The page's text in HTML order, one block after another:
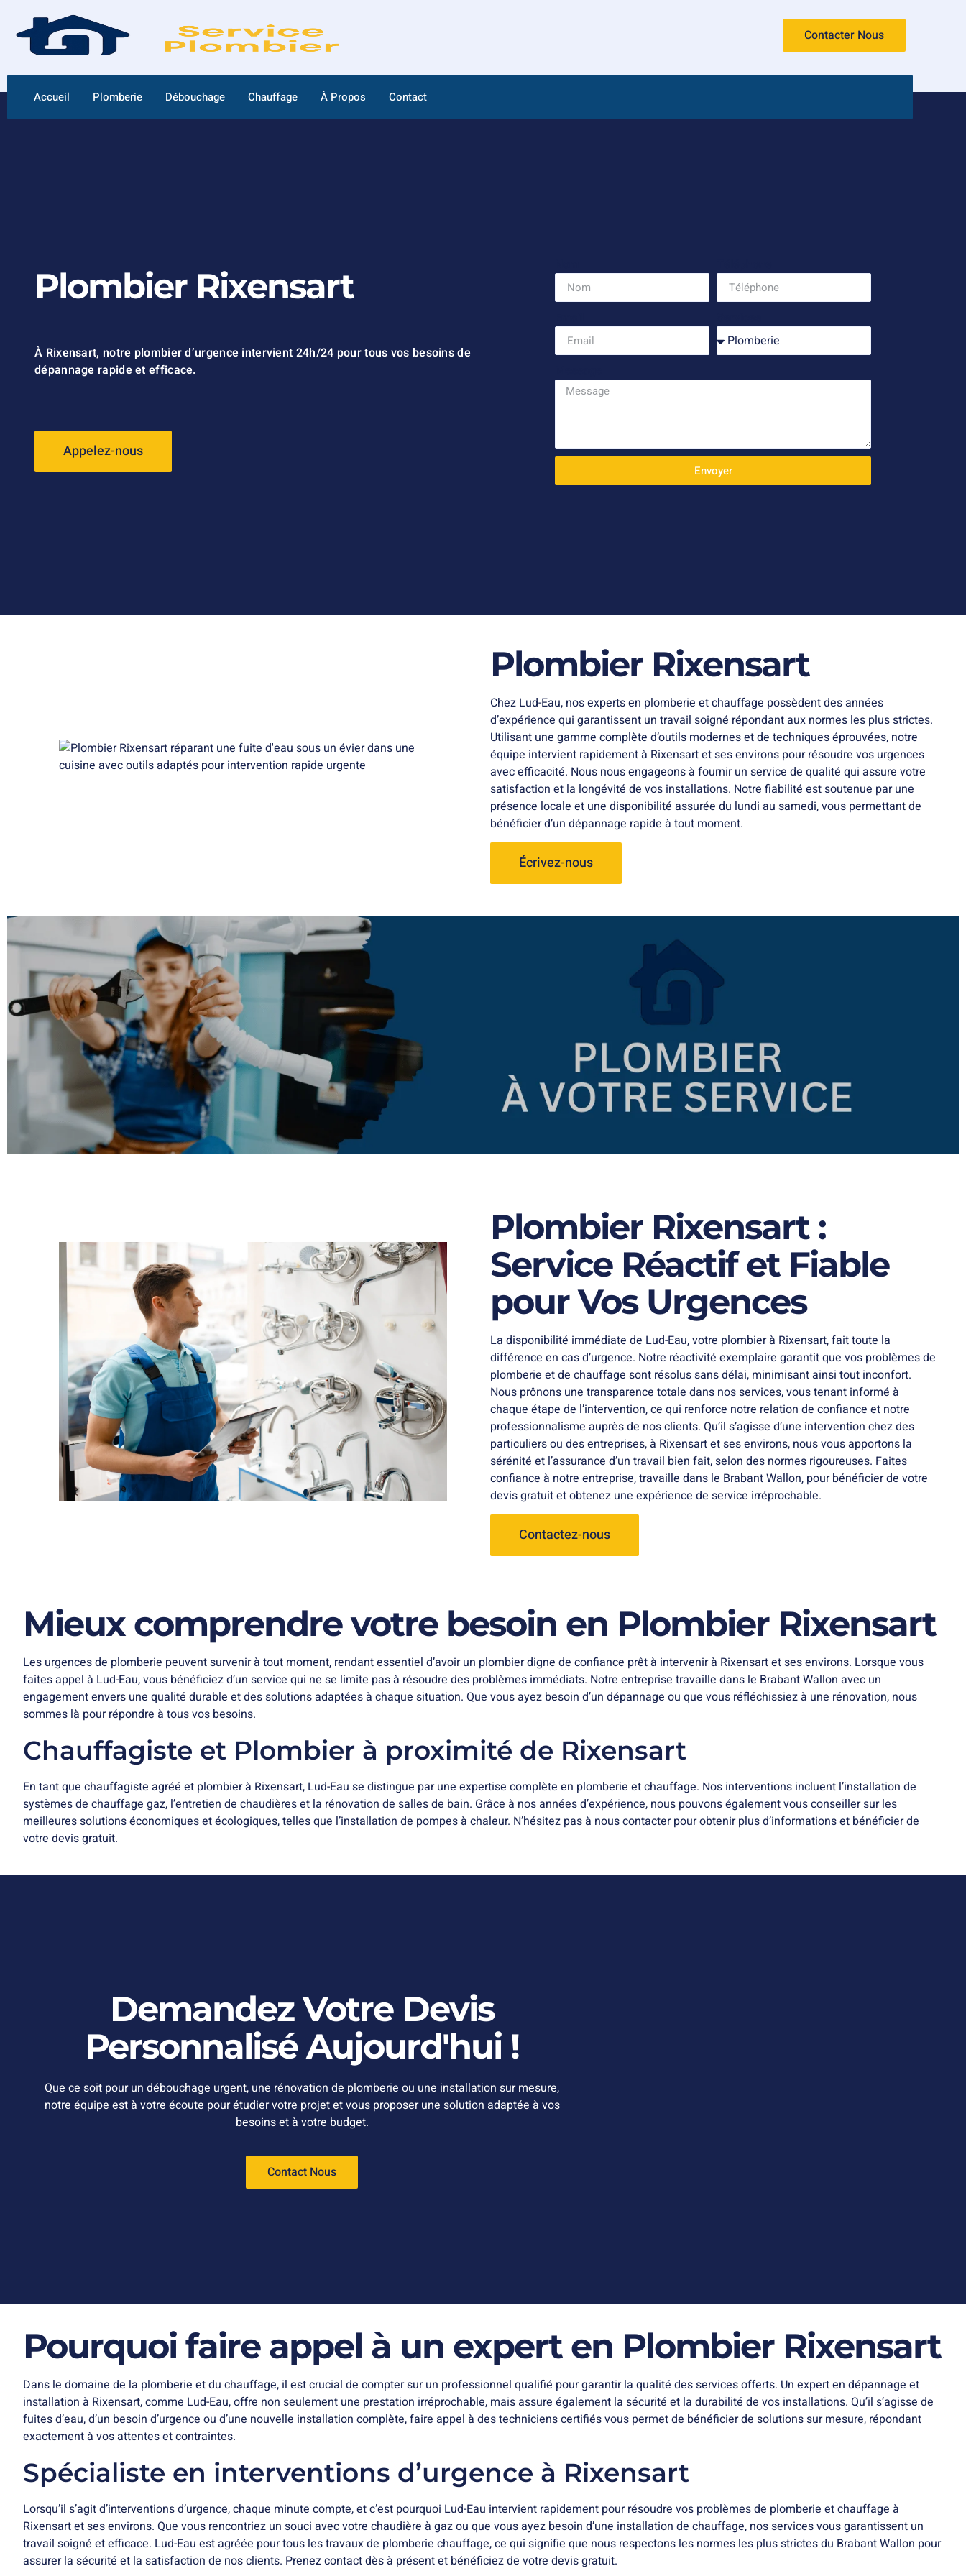
Contacter Nous
Accueil Plomberie Débouchage Chauffage À Propos Contact
Plombier Rixensart
À Rixensart, notre plombier d’urgence intervient 24h/24 pour tous vos besoins de
dépannage rapide et efficace.
Appelez-nous
Envoyer
Plombier Rixensart
Chez Lud-Eau, nos experts en plomberie et chauffage possèdent des années
d’expérience qui garantissent un travail soigné répondant aux normes les plus strictes.
Utilisant une gamme complète d’outils modernes et de techniques éprouvées, notre
équipe intervient rapidement à Rixensart et ses environs pour résoudre vos urgences
avec efficacité. Nous nous engageons à fournir un service de qualité qui assure votre
satisfaction et la longévité de vos installations. Notre fiabilité est soutenue par une
présence locale et une disponibilité assurée du lundi au samedi, vous permettant de
bénéficier d’un dépannage rapide à tout moment.
Écrivez-nous
Plombier Rixensart :
Service Réactif et Fiable
pour Vos Urgences
La disponibilité immédiate de Lud-Eau, votre plombier à Rixensart, fait toute la
différence en cas d’urgence. Notre réactivité exemplaire garantit que vos problèmes de
plomberie et de chauffage sont résolus sans délai, minimisant ainsi tout inconfort.
Nous prônons une transparence totale dans nos services, vous tenant informé à
chaque étape de l’intervention, ce qui renforce notre relation de confiance et notre
professionnalisme auprès de nos clients. Qu’il s’agisse d’une intervention chez des
particuliers ou des entreprises, à Rixensart et ses environs, nous vous apportons la
sérénité et l’assurance d’un travail bien fait, selon des normes rigoureuses. Faites
confiance à notre entreprise, travaille dans le Brabant Wallon, pour bénéficier de votre
devis gratuit et obtenez une expérience de service irréprochable.
Contactez-nous
Mieux comprendre votre besoin en Plombier Rixensart
Les urgences de plomberie peuvent survenir à tout moment, rendant essentiel d’avoir un plombier digne de confiance prêt à intervenir à Rixensart et ses environs. Lorsque vous
faites appel à Lud-Eau, vous bénéficiez d’un service qui ne se limite pas à résoudre des problèmes immédiats. Notre entreprise travaille dans le Brabant Wallon avec un
engagement envers une qualité durable et des solutions adaptées à chaque situation. Que vous ayez besoin d’un dépannage ou que vous réfléchissiez à une rénovation, nous
sommes là pour répondre à tous vos besoins.
Chauffagiste et Plombier à proximité de Rixensart
En tant que chauffagiste agréé et plombier à Rixensart, Lud-Eau se distingue par une expertise complète en plomberie et chauffage. Nos interventions incluent l’installation de
systèmes de chauffage gaz, l’entretien de chaudières et la rénovation de salles de bain. Grâce à nos années d’expérience, nous pouvons également vous conseiller sur les
meilleures solutions économiques et écologiques, telles que l’installation de pompes à chaleur. N’hésitez pas à nous contacter pour obtenir plus d’informations et bénéficier de
votre devis gratuit.
Demandez Votre Devis
Personnalisé Aujourd'hui !
Que ce soit pour un débouchage urgent, une rénovation de plomberie ou une installation sur mesure,
notre équipe est à votre écoute pour étudier votre projet et vous proposer une solution adaptée à vos
besoins et à votre budget.
Contact Nous
Pourquoi faire appel à un expert en Plombier Rixensart
Dans le domaine de la plomberie et du chauffage, il est crucial de compter sur un professionnel qualifié pour garantir la qualité des services offerts. Un expert en dépannage et
installation à Rixensart, comme Lud-Eau, offre non seulement une prestation irréprochable, mais assure également la sécurité et la durabilité de vos installations. Qu’il s’agisse de
fuites d’eau, d’un besoin d’urgence ou d’une nouvelle installation complète, faire appel à des techniciens certifiés vous permet de bénéficier de solutions sur mesure, répondant
exactement à vos attentes et contraintes.
Spécialiste en interventions d’urgence à Rixensart
Lorsqu’il s’agit d’interventions d’urgence, chaque minute compte, et c’est pourquoi Lud-Eau intervient rapidement pour résoudre vos problèmes de plomberie et chauffage à
Rixensart et ses environs. Que vous rencontriez un souci avec votre chaudière à gaz ou que vous ayez besoin d’une installation de chauffage, nos services vous garantissent un
travail soigné et efficace. Lud-Eau est agréée pour tous les travaux de plomberie chauffage, ce qui signifie que nous respectons les normes les plus strictes du Brabant Wallon pour
assurer la sécurité et la satisfaction de nos clients. Prenez contact dès à présent et bénéficiez de votre devis gratuit.